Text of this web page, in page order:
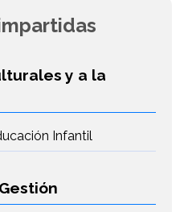
y a la
Infantil